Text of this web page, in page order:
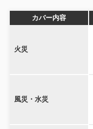
カバー内容
火災
風災・水災